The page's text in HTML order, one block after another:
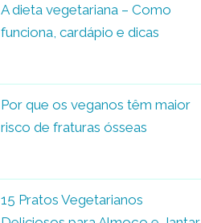
A dieta vegetariana – Como
funciona, cardápio e dicas
Por que os veganos têm maior
risco de fraturas ósseas
15 Pratos Vegetarianos